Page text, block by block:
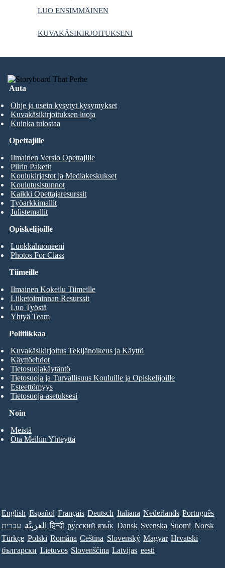
LUO ENSIMMÄINEN
KUVAKÄSIKIRJOITUKSENI
Auta
Ohje ja usein kysytyt kysymykset
Kuvakäsikirjoituksen luoja
Kuinka tulostaa
Opiskelijoille
Luokkahuoneeni
Photos For Class
Opettajille
Ilmainen Versio Opettajille
Piirin Paketit
Koulukirjastot ja Mediakeskukset
Koulutusistunnot
Kaikki Opettajaresurssit
Työarkkimallit
Julistemallit
Tiimeille
Ilmainen Kokeilu Tiimeille
Liiketoiminnan Resurssit
Luo Työstä
Yhtyä Team
Noin
Meistä
Ota Meihin Yhteyttä
Politiikkaa
Kuvakäsikirjoitus Tekijänoikeus ja Käyttö
Käyttöehdot
Tietosuojakäytäntö
Tietosuoja ja Turvallisuus Kouluille ja Opiskelijoille
Esteettömyys
Tietosuoja-asetuksesi
English Español Français Deutsch Italiana Nederlands Português
עברית العَرَبِيَّة हिन्दी ру́сский язы́к Dansk Svenska Suomi Norsk
Türkçe Polski Româna Ceština Slovenský Magyar Hrvatski
български Lietuvos Slovenščina Latvijas eesti